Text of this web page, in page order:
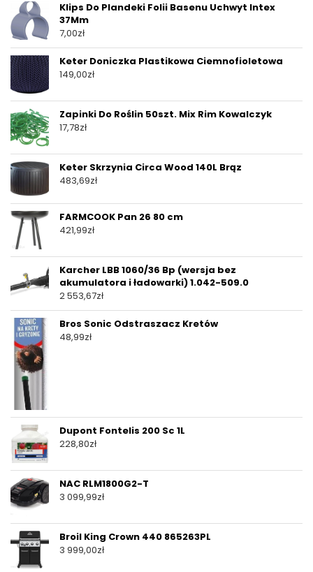
Klips Do Plandeki Folii Basenu Uchwyt Intex
37Mm
7,00zł
Keter Doniczka Plastikowa Ciemnofioletowa
149,00zł
Zapinki Do Roślin 50szt. Mix Rim Kowalczyk
17,78zł
Keter Skrzynia Circa Wood 140L Brąz
483,69zł
FARMCOOK Pan 26 80 cm
421,99zł
Karcher LBB 1060/36 Bp (wersja bez
akumulatora i ładowarki) 1.042-509.0
2 553,67zł
Bros Sonic Odstraszacz Kretów
48,99zł
Dupont Fontelis 200 Sc 1L
228,80zł
NAC RLM1800G2-T
3 099,99zł
Broil King Crown 440 865263PL
3 999,00zł